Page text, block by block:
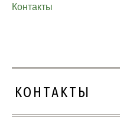
Контакты
КОНТАКТЫ